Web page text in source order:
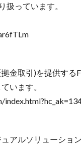
扱っています。
金取引)を提供する
います。
アルソリューショ